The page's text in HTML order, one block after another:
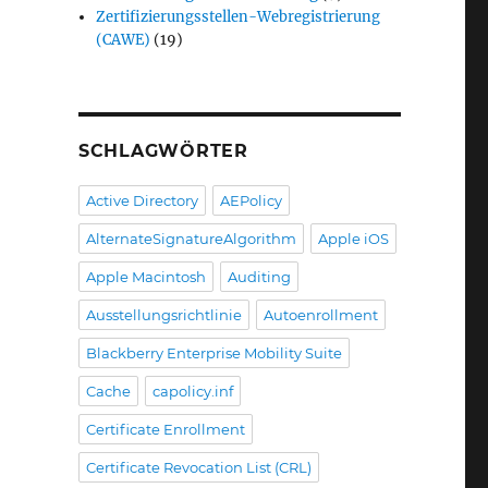
kann“
Zertifizierungsstellen-Webregistrierung
(CAWE) (19)
SCHLAGWÖRTER
Active Directory AEPolicy
AlternateSignatureAlgorithm Apple iOS
Apple Macintosh Auditing
Ausstellungsrichtlinie Autoenrollment
Blackberry Enterprise Mobility Suite
Cache capolicy.inf
Certificate Enrollment
Certificate Revocation List (CRL)